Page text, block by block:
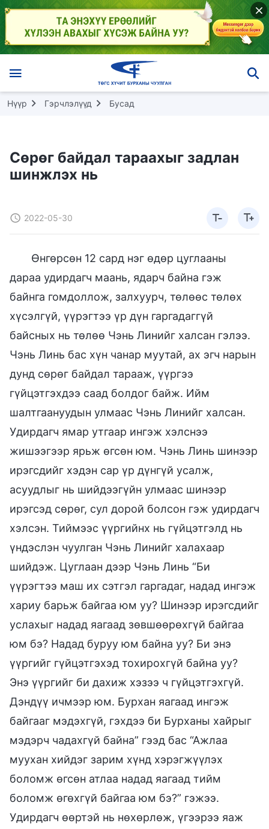
Нүүр Гэрчлэлүүд Бусад
Сөрөг байдал тараахыг задлан
шинжлэх нь
2022-05-30
Өнгөрсөн 12 сард нэг өдөр цуглааны
дараа удирдагч маань, ядарч байна гэж
байнга гомдоллож, залхуурч, төлөөс төлөх
хүсэлгүй, үүрэгтээ үр дүн гаргадаггүй
байсных нь төлөө Чэнь Линийг халсан гэлээ.
Чэнь Линь бас хүн чанар муутай, ах эгч нарын
дунд сөрөг байдал тарааж, үүргээ
гүйцэтгэхдээ саад болдог байж. Ийм
шалтгаануудын улмаас Чэнь Линийг халсан.
Удирдагч ямар утгаар ингэж хэлснээ
жишээгээр ярьж өгсөн юм. Чэнь Линь шинээр
ирэгсдийг хэдэн сар үр дүнгүй усалж,
асуудлыг нь шийдээгүйн улмаас шинээр
ирэгсэд сөрөг, сул дорой болсон гэж удирдагч
хэлсэн. Тиймээс үүргийнх нь гүйцэтгэлд нь
үндэслэн чуулган Чэнь Линийг халахаар
шийдэж. Цуглаан дээр Чэнь Линь “Би
үүрэгтээ маш их сэтгэл гаргадаг, надад ингэж
хариу барьж байгаа юм уу? Шинээр ирэгсдийг
услахыг надад яагаад зөвшөөрөхгүй байгаа
юм бэ? Надад буруу юм байна уу? Би энэ
үүргийг гүйцэтгэхэд тохирохгүй байна уу?
Энэ үүргийг би дахиж хэзээ ч гүйцэтгэхгүй.
Дэндүү ичмээр юм. Бурхан яагаад ингэж
байгааг мэдэхгүй, гэхдээ би Бурханы хайрыг
мэдэрч чадахгүй байна” гээд бас “Ажлаа
муухан хийдэг зарим хүнд хэрэгжүүлэх
боломж өгсөн атлаа надад яагаад тийм
боломж өгөхгүй байгаа юм бэ?” гэжээ.
Удирдагч өөртэй нь нөхөрлөж, үгээрээ яаж